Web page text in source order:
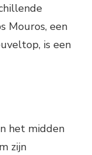
Mouros, een
is een
het midden
zijn